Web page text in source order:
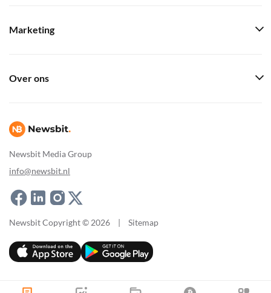
Newsbit Media Group
info@newsbit.nl
Marketing
Over ons
Newsbit Copyright © 2026 | Sitemap